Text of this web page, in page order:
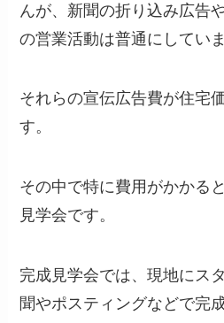
んが、新聞の折り込み広告
の営業活動は普通にしていま
それらの宣伝広告費が住宅
す。
その中で特に費用がかかる
見学会です。
完成見学会では、現地にス
聞やポスティングなどで完